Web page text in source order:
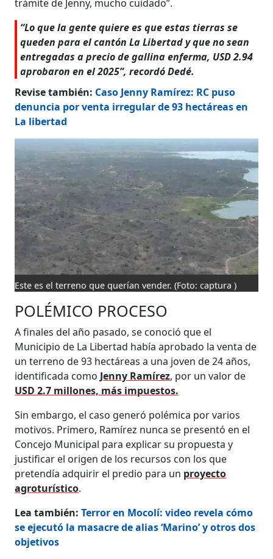
trámite de Jenny, mucho cuidado”.
“Lo que la gente quiere es que estas tierras se
queden para el cantón La Libertad y que no sean
entregadas a precio de gallina enferma, USD 2.94
aprobaron en el 2025”, recordó Dedé.
Revise también: Caso Jenny Ramírez: RC puso
denuncia por venta irregular de 93 hectáreas en
La libertad
Este es el terreno que querían vender.(Foto: captura )
POLÉMICO PROCESO
A finales del año pasado, se conoció que el
Municipio de La Libertad había aprobado la venta de
un terreno de 93 hectáreas a una joven de 24 años,
identificada como Jenny Ramírez, por un valor de
USD 2.7 millones, más impuestos.
Sin embargo, el caso generó polémica por varios
motivos. Primero, Ramírez nunca se presentó en el
Concejo Municipal para explicar su propuesta y
justificar el origen de los recursos con los que
pretendía adquirir el predio para un proyecto
agroturístico.
Lea también:Terror en Mocolí: video revela cómo
se ejecutó la masacre de alias ‘Marino’ y otros dos
objetivos